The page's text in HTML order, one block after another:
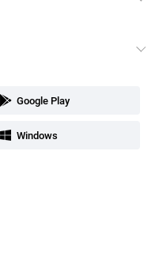
Google Play
Windows